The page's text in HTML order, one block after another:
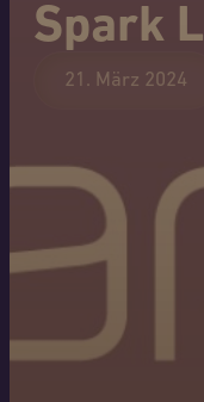
Spark
21. März 2024